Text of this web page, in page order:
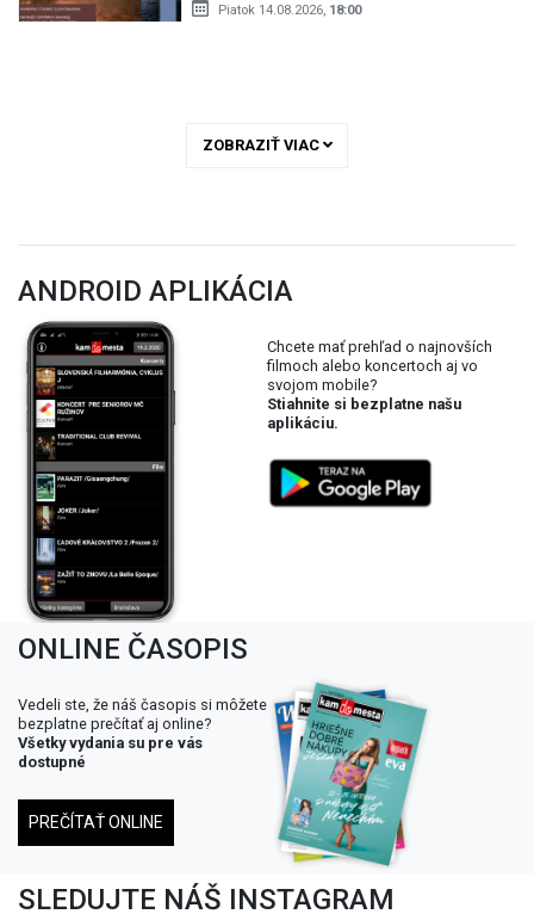
Piatok 14.08.2026, 18:00
ZOBRAZIŤ VIAC
ANDROID APLIKÁCIA
Chcete mať prehľad o najnovších
filmoch alebo koncertoch aj vo
svojom mobile?
Stiahnite si bezplatne našu
aplikáciu.
ONLINE ČASOPIS
Vedeli ste, že náš časopis si môžete
bezplatne prečítať aj online?
Všetky vydania su pre vás
dostupné
PREČÍTAŤ ONLINE
SLEDUJTE NÁŠ INSTAGRAM